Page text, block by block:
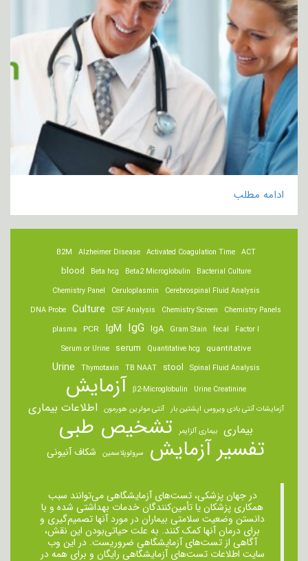
ادامه مطلب
ACT
Activated Coagulation Time
Alzheimer Disease
B2M
Bacterial Culture
Beta2 Microglobulin
Beta hcg
blood
Cerebrospinal Fluid Analysis
Ceruloplasmin
Chemistry Panel
Chemistry Panels
Chemistry Screen
CSF Analysis
Culture
DNA Probe
Factor I
fecal
Gram Stain
IgA
IgG
IgM
PCR
plasma
quantitative
Quantitative hcg
serum
Serum or Urine
Spinal Fluid Analysis
stool
TB NAAT
Thymotaxin
Urine
Urine Creatinine
β2-Microglobulin آزمایش
آزمایشات آنتی بادی ویروس اپشتین بار آنتی مولرین هورمون اطلاعات بیماری
بیماری بیماری آلزایمر تشخیص طبی
تفسیر آزمایش سرولوپلاسمین شکاف آنیونی
در جهان پزشکی، تست‌های آزمایشگاهی می‌توانند سبب
همکاری پزشکان یا تأمین‌کنندگان خدمات بهداشتی شده و با
دانستن وضعیت سلامتی بیماران در مورد آنها تصمیم‌گیری و
برای درمان ‌آنها کمک کنند. به علت حیاتی‌بودن این نقش،
آگاهی از تست‌های آزمایشگاهی ضروریست. در این وب
سایت اطلاعات تست‌های آزمایشگاهی رایگان و برای همه در